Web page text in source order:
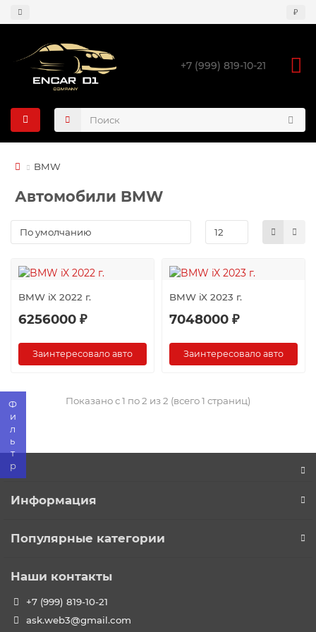
₽
+7 (999) 819-10-21
BMW
Автомобили BMW
Фильтр
BMW iX 2022 г.
6256000 ₽
Заинтересовало авто
BMW iX 2023 г.
7048000 ₽
Заинтересовало авто
Показано с 1 по 2 из 2 (всего 1 страниц)
Информация
Популярные категории
Наши контакты
+7 (999) 819-10-21
ask.web3@gmail.com